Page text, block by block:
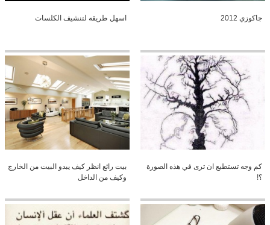
جاكوزي 2012 اسهل طريقه لتنشيف الكلسات
كم وجه تستطيع ان ترى في هذه الصورة
؟!
بيت رائع انظر كيف يبدو البيت من الخارج
وكيف من الداخل